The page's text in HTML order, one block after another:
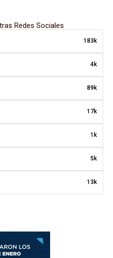
Redes Sociales
183k
4k
89k
17k
1k
5k
13k